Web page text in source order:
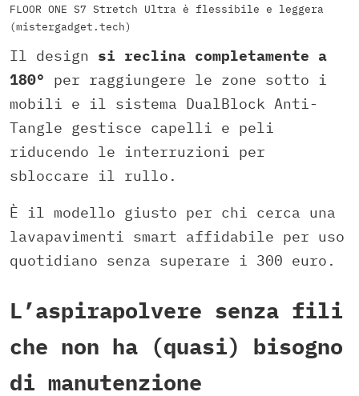
FLOOR ONE S7 Stretch Ultra è flessibile e leggera
(mistergadget.tech)
Il design si reclina completamente a
180° per raggiungere le zone sotto i
mobili e il sistema DualBlock Anti-
Tangle gestisce capelli e peli
riducendo le interruzioni per
sbloccare il rullo.
È il modello giusto per chi cerca una
lavapavimenti smart affidabile per uso
quotidiano senza superare i 300 euro.
L’aspirapolvere senza fili
che non ha (quasi) bisogno
di manutenzione